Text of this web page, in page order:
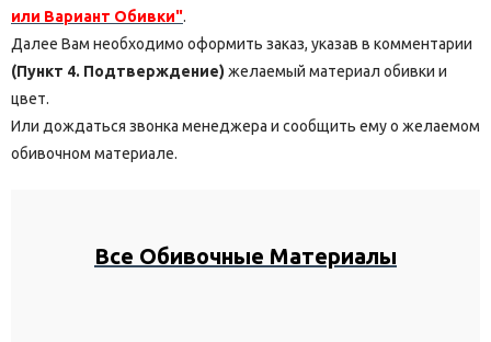
или Вариант Обивки".
Далее Вам необходимо оформить заказ, указав в комментарии
(Пункт 4. Подтверждение) желаемый материал обивки и
цвет.
Или дождаться звонка менеджера и сообщить ему о желаемом
обивочном материале.
Все Обивочные Материалы